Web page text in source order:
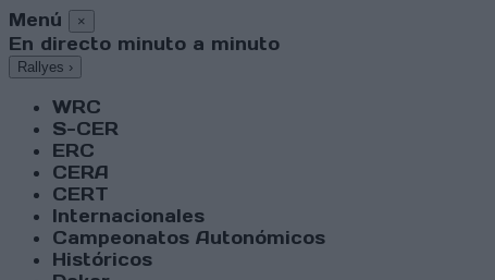
Menú ×
En directo minuto a minuto
Rallyes ›
WRC
S-CER
ERC
CERA
CERT
Internacionales
Campeonatos Autonómicos
Históricos